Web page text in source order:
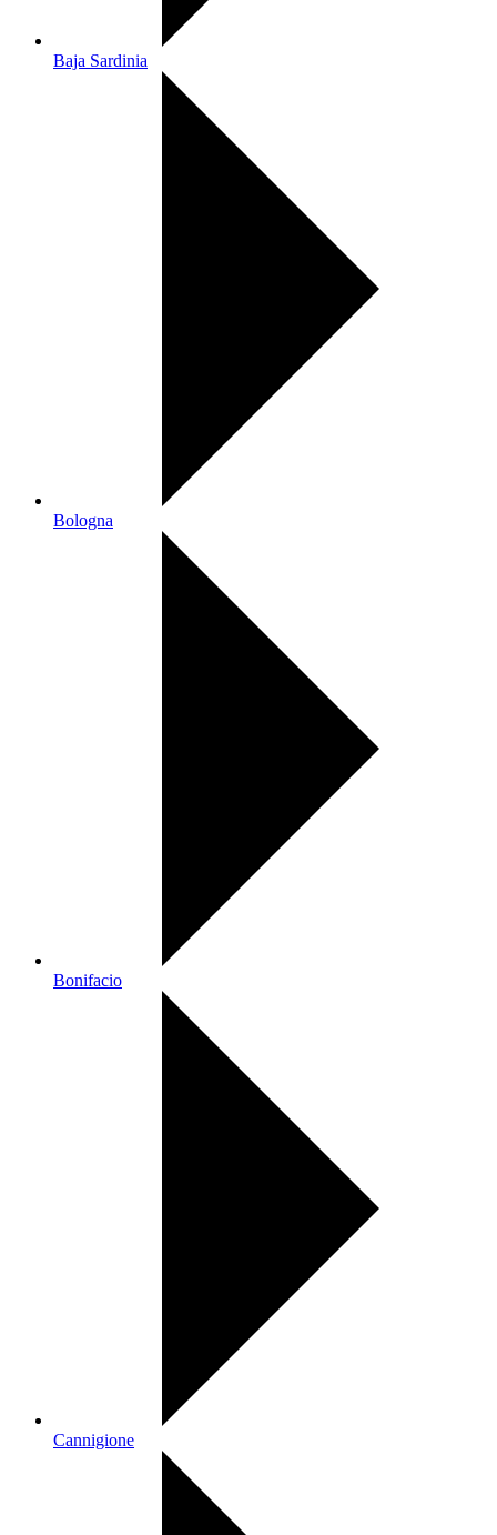
Baja Sardinia
Bologna
Bonifacio
Cannigione